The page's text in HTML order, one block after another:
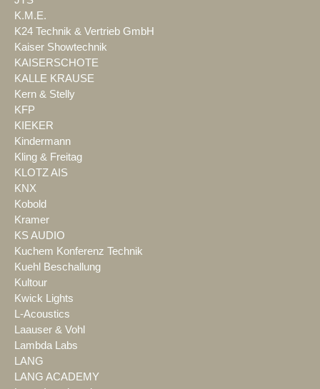
K.M.E.
K24 Technik & Vertrieb GmbH
Kaiser Showtechnik
KAISERSCHOTE
KALLE KRAUSE
Kern & Stelly
KFP
KIEKER
Kindermann
Kling & Freitag
KLOTZ AIS
KNX
Kobold
Kramer
KS AUDIO
Kuchem Konferenz Technik
Kuehl Beschallung
Kultour
Kwick Lights
L-Acoustics
Laauser & Vohl
Lambda Labs
LANG
LANG ACADEMY